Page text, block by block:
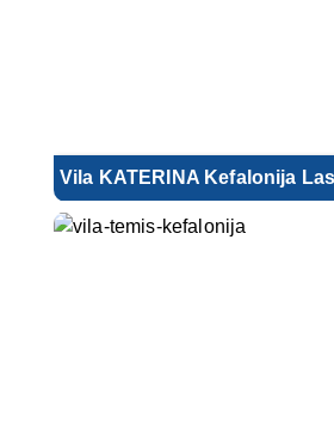
Vila KATERINA Kefalonija